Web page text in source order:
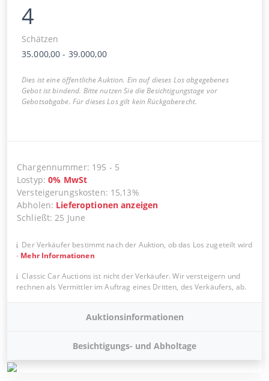
4
Schätzen
35.000,00 - 39.000,00
Dies ist eine öffentliche Auktion. Ein auf dieses Los abgegebenes
Gebot ist bindend. Bitte nutzen Sie die Besichtigungstage vor
Gebotsabgabe. Für dieses Los gilt kein Rückgaberecht.
Chargennummer: 195 - 5
Lostyp:0% MwSt
Versteigerungskosten: 15,13%
Abholen: Lieferoptionen anzeigen
Schließt:25 June
Der Verkäufer bestimmt nach der Auktion, ob das Los zugeteilt wird
- Mehr Informationen
Classic Car Auctions ist nicht der Verkäufer. Wir versteigern und
rechnen als Vermittler im Auftrag eines Dritten, des Verkäufers, ab.
Auktionsinformationen
Besichtigungs- und Abholtage